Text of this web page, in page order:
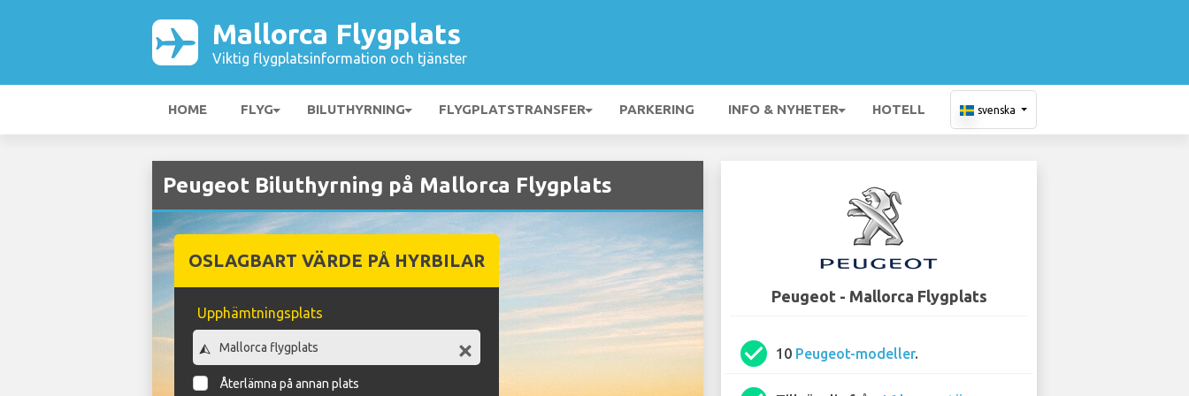
Mallorca Flygplats
Viktig flygplatsinformation och tjänster
HOME FLYG BILUTHYRNING FLYGPLATSTRANSFER PARKERING INFO & NYHETER HOTELL svenska
Peugeot Biluthyrning på Mallorca Flygplats
OSLAGBART VÄRDE PÅ HYRBILAR
Upphämtningsplats
Återlämna på annan plats
Peugeot - Mallorca Flygplats
check_circle 10 Peugeot-modeller.